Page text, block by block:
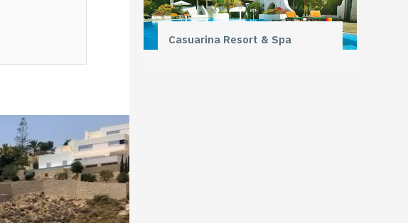
Casuarina Resort & Spa